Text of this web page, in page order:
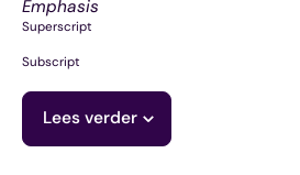
Emphasis
Superscript
Subscript
Lees verder